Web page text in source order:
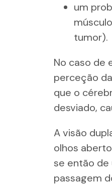
um
tumor).
No caso de
perceção
que o
desviado,
A visão
olhos
se então de
passagem